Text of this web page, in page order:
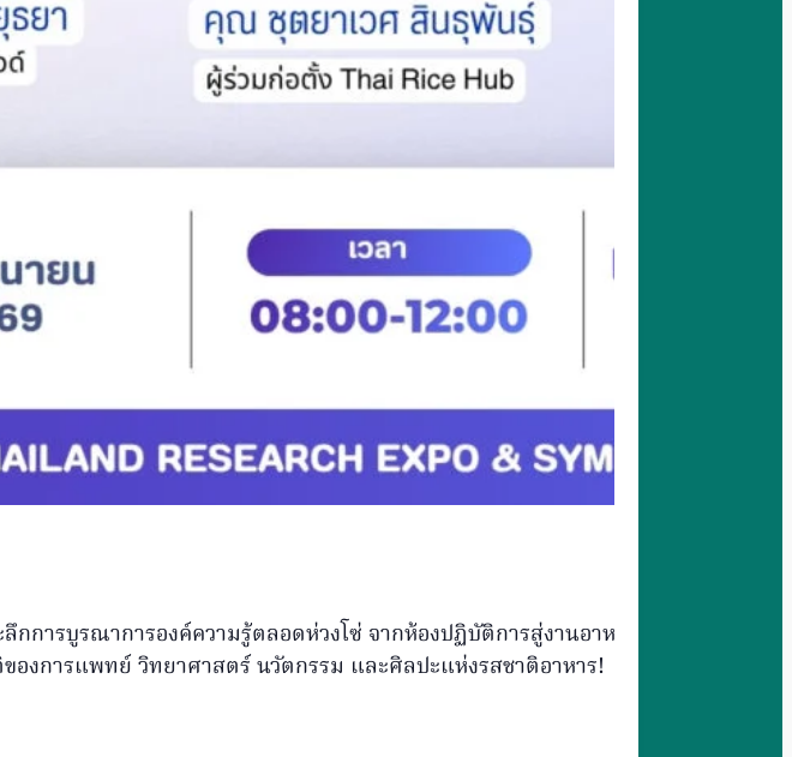
การบูรณาการองค์ความรู้ตลอดห่วงโซ่ จากห้องปฏิบัติการสู่งานอาหารของผู้บริโภค ใ
องการแพทย์ วิทยาศาสตร์ นวัตกรรม และศิลปะแห่งรสชาติอาหาร!